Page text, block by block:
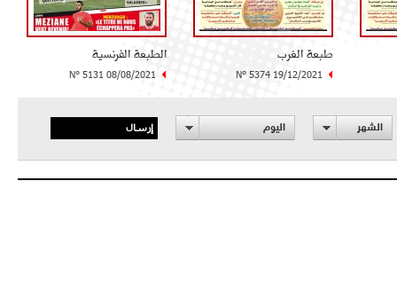
طبعة الغرب
N° 5374 19/12/2021
الطبعة الفرنسية
N° 5131 08/08/2021
الشهر اليوم إرسال